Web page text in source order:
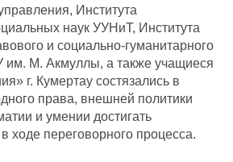
Института
наук УУНиТ, Института
и социально-гуманитарного
им. М. Акмуллы, а также учащиеся
г. Кумертау состязались в
права, внешней политики
и умении достигать
ходе переговорного процесса.